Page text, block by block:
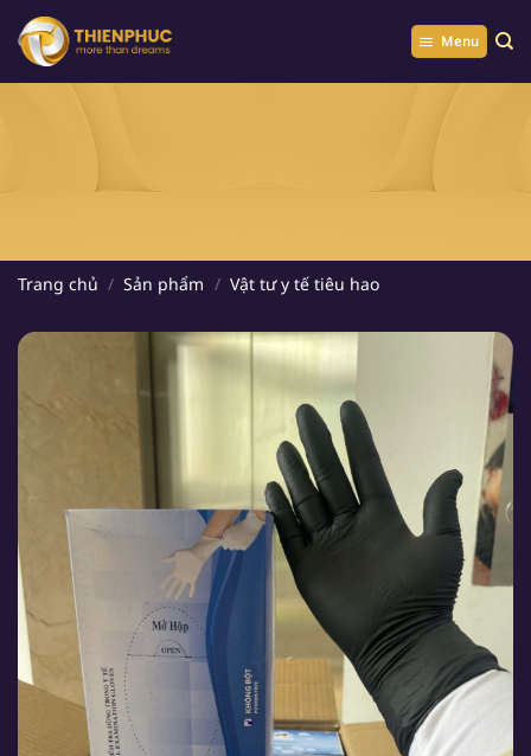
Chuyển
đến
Menu
Trang chủ / Sản phẩm / Vật tư y tế tiêu hao